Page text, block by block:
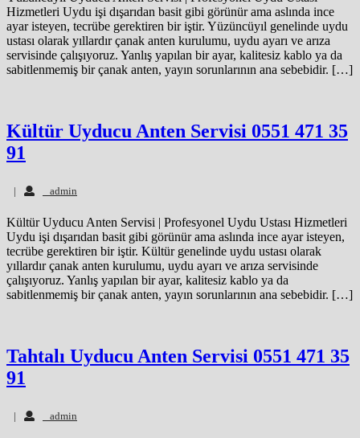
Hizmetleri Uydu işi dışarıdan basit gibi görünür ama aslında ince
ayar isteyen, tecrübe gerektiren bir iştir. Yüzüncüyıl genelinde uydu
ustası olarak yıllardır çanak anten kurulumu, uydu ayarı ve arıza
servisinde çalışıyoruz. Yanlış yapılan bir ayar, kalitesiz kablo ya da
sabitlenmemiş bir çanak anten, yayın sorunlarının ana sebebidir. […]
Kültür Uyducu Anten Servisi 0551 471 35
91
| admin
Kültür Uyducu Anten Servisi | Profesyonel Uydu Ustası Hizmetleri
Uydu işi dışarıdan basit gibi görünür ama aslında ince ayar isteyen,
tecrübe gerektiren bir iştir. Kültür genelinde uydu ustası olarak
yıllardır çanak anten kurulumu, uydu ayarı ve arıza servisinde
çalışıyoruz. Yanlış yapılan bir ayar, kalitesiz kablo ya da
sabitlenmemiş bir çanak anten, yayın sorunlarının ana sebebidir. […]
Tahtalı Uyducu Anten Servisi 0551 471 35
91
| admin